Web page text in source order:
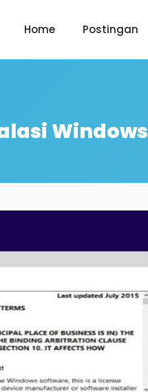
Home Postingan
Windows